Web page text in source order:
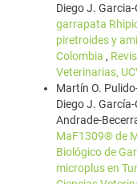
Diego J.
garrapata
piretroides y
Colombia ,
Veterinarias,
Martín O.
Diego J.
Andrade-
MaF1309® de
Biológico de
microplus en